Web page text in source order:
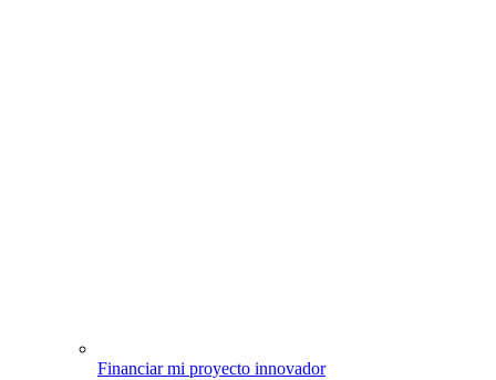
Financiar mi proyecto innovador